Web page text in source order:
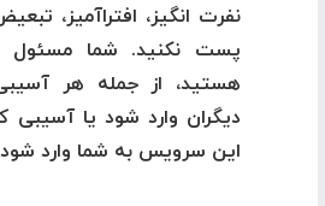
نفرت انگیز، افتراآمیز،
پست نکنید. شما مسئول
هستید، از جمله هر
دیگران وارد شود یا آسیبی
این سرویس به شما وارد